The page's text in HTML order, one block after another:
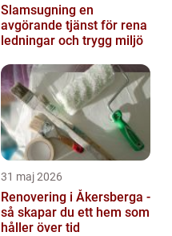
Slamsugning en
avgörande tjänst för rena
ledningar och trygg miljö
31 maj 2026
Renovering i Åkersberga -
så skapar du ett hem som
håller över tid